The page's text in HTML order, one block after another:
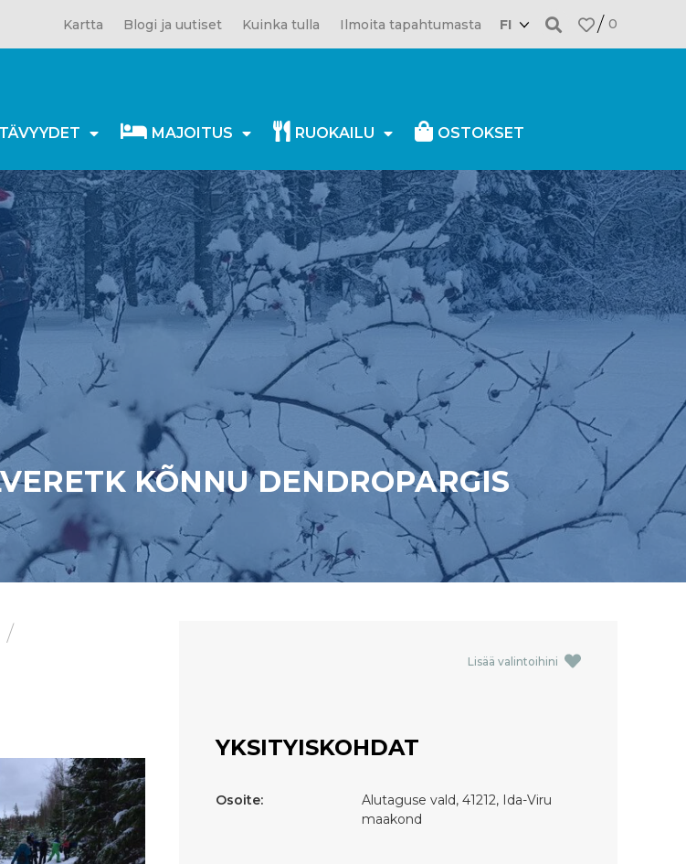
Kartta Blogi ja uutiset Kuinka tulla Ilmoita tapahtumasta FI 0
MAJOITUS RUOKAILU OSTOKSET
KÕNNU DENDROPARGIS
Lisää valintoihini
YKSITYISKOHDAT
Osoite:
Alutaguse vald, 41212, Ida-Viru
maakond